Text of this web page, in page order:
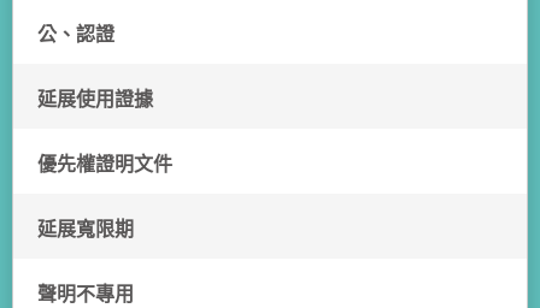
公、認證
延展使用證據
優先權證明文件
延展寬限期
聲明不專用